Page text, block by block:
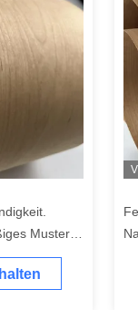
Muster